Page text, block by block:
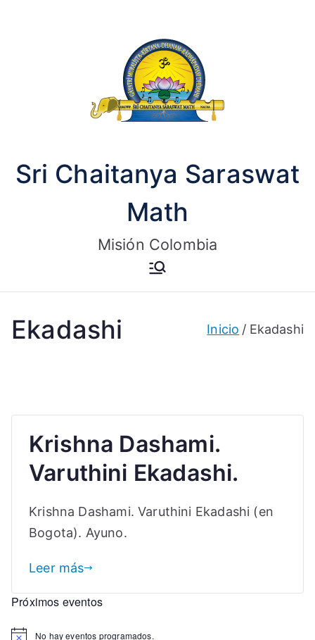
Sri Chaitanya Saraswat
Math
Misión Colombia
Ekadashi Inicio Ekadashi
Krishna Dashami.
Varuthini Ekadashi.
Krishna Dashami. Varuthini Ekadashi (en
Bogota). Ayuno.
Leer más
Próximos eventos
No hay eventos programados.